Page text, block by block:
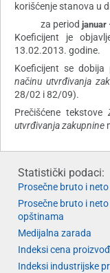
korišćenje stanova u
za period januar
Koeficijent je
13.02.2013. godine.
Koeficijent se
načinu utvrđivanja
28/02 i 82/09).
Prečišćene tekstove
utvrđivanja zakupnine
Statistički podaci:
Prosečne bruto i
Prosečne bruto i
opštinama
Medijalna zarada
Indeksi cena
Indeksi industrijske